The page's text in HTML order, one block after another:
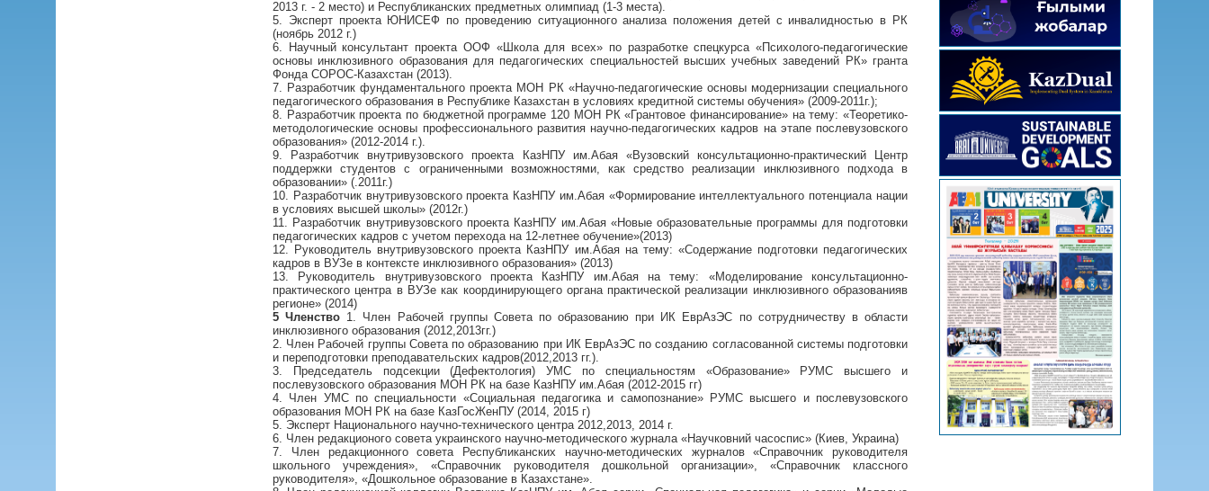
2013 г. - 2 место) и Республиканских предметных олимпиад (1-3 места).
5. Эксперт проекта ЮНИСЕФ по проведению ситуационного анализа положения детей с инвалидностью в РК
(ноябрь 2012 г.)
6. Научный консультант проекта ООФ «Школа для всех» по разработке спецкурса «Психолого-педагогические
основы инклюзивного образования для педагогических специальностей высших учебных заведений РК» гранта
Фонда СОРОС-Казахстан (2013).
7. Разработчик фундаментального проекта МОН РК «Научно-педагогические основы модернизации специального
педагогического образования в Республике Казахстан в условиях кредитной системы обучения» (2009-2011г.);
8. Разработчик проекта по бюджетной программе 120 МОН РК «Грантовое финансирование» на тему: «Теоретико-
методологические основы профессионального развития научно-педагогических кадров на этапе послевузовского
образования» (2012-2014 г.).
9. Разработчик внутривузовского проекта КазНПУ им.Абая «Вузовский консультационно-практический Центр
поддержки студентов с ограниченными возможностями, как средство реализации инклюзивного подхода в
образовании» (.2011г.)
10. Разработчик внутривузовского проекта КазНПУ им.Абая «Формирование интеллектуального потенциала нации
в условиях высшей школы» (2012г.)
11. Разработчик внутривузовского проекта КазНПУ им.Абая «Новые образовательные программы для подготовки
педагогических кадров с учетом перехода на 12-летнее обучение»(2013)
12. Руководитель внутривузовского проекта КазНПУ им.Абая на тему: «Содержание подготовки педагогических
кадров в ВУЗе в контексте инклюзивного образования» (2013)
13. Руководитель внутривузовского проекта КазНПУ им.Абая на тему: «Моделирование консультационно-
практического центра в ВУЗе как координирующего органа практической реализации инклюзивного образованияв
регионе» (2014)
5 Членство 1. Член Рабочей группы Совета по образованию при ИК ЕврАзЭС по сотрудничеству в области
инклюзивного образования (2012,2013гг.)
2. Член Рабочей группы Совета по образованию при ИК ЕврАзЭС по созданию согласованной системы подготовки
и переподготовки преподавательских кадров(2012,2013 гг.).
3. Председатель подсекции (Дефектология) УМС по специальностям «Образование» РУМС высшего и
послевузовского образования МОН РК на базе КазНПУ им.Абая (2012-2015 гг)
4. Член УМС по специальности «Социальная педагогика и самопознание» РУМС высшего и послевузовского
образования МОН РК на базе КазГосЖенПУ (2014, 2015 г)
5. Эксперт Национального научно-технического центра 2012,2013, 2014 г.
6. Член редакционого совета украинского научно-методического журнала «Научковний часоспис» (Киев, Украина)
7. Член редакционного совета Республиканских научно-методических журналов «Справочник руководителя
школьного учреждения», «Справочник руководителя дошкольной организации», «Справочник классного
руководителя», «Дошкольное образование в Казахстане».